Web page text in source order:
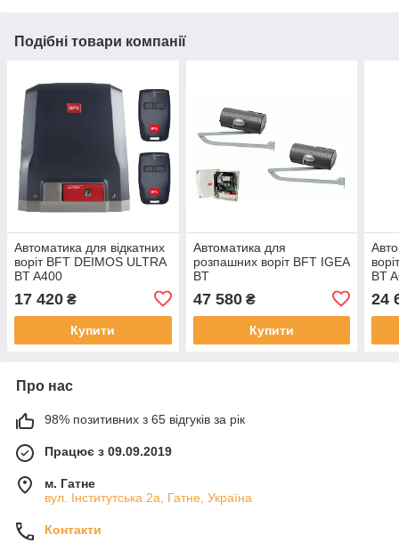
Подібні товари компанії
Автоматика для відкатних
воріт BFT DEIMOS ULTRA
BT A400
17 420 ₴
Купити
Автоматика для
розпашних воріт BFT IGEA
BT
47 580₴
Купити
BT
24
Про нас
98% позитивних з 65 відгуків за рік
Працює з 09.09.2019
м. Гатне
вул. Інститутська 2а, Гатне, Україна
Контакти